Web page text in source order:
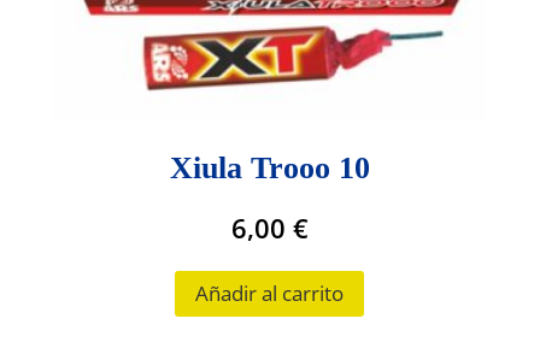
Xiula Trooo 10
6,00 €
Añadir al carrito